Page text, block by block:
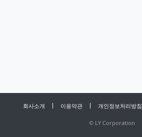
회사소개 이용약관 개인정보처리방침
© LY Corporation